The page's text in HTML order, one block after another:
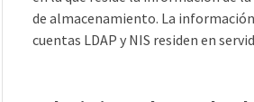
de almacenamiento. La
cuentas LDAP y NIS residen en